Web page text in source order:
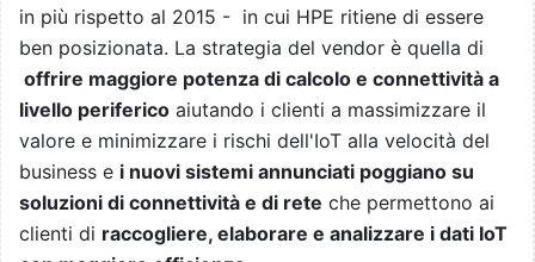
in più rispetto al 2015 - in cui HPE ritiene di essere
ben posizionata. La strategia del vendor è quella di
offrire maggiore potenza di calcolo e connettività a
livello periferico aiutando i clienti a massimizzare il
valore e minimizzare i rischi dell'IoT alla velocità del
business e i nuovi sistemi annunciati poggiano su
soluzioni di connettività e di rete che permettono ai
clienti di raccogliere, elaborare e analizzare i dati IoT